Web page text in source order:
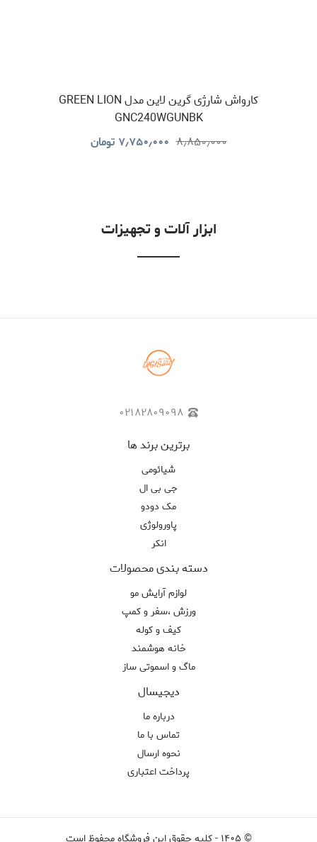
کارواش شارژی گرین لاین مدل GREEN LION
GNC240WGUNBK
۸٫۸۵۰٫۰۰۰ ۷٫۷۵۰٫۰۰۰ تومان
ابزار آلات و تجهیزات
۰۲۱۸۲۸۰۹۰۹۸
برترین برند ها
شیائومی
جی بی ال
مک دودو
پاورولوژی
انکر
دسته بندی محصولات
لوازم آرایش مو
ورزش ،سفر و کمپ
کیف و کوله
خانه هوشمند
ماگ و اسموتی ساز
دیجیسال
درباره ما
تماس با ما
نحوه ارسال
پرداخت اعتباری